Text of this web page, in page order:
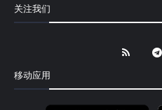
关注我们
移动应用